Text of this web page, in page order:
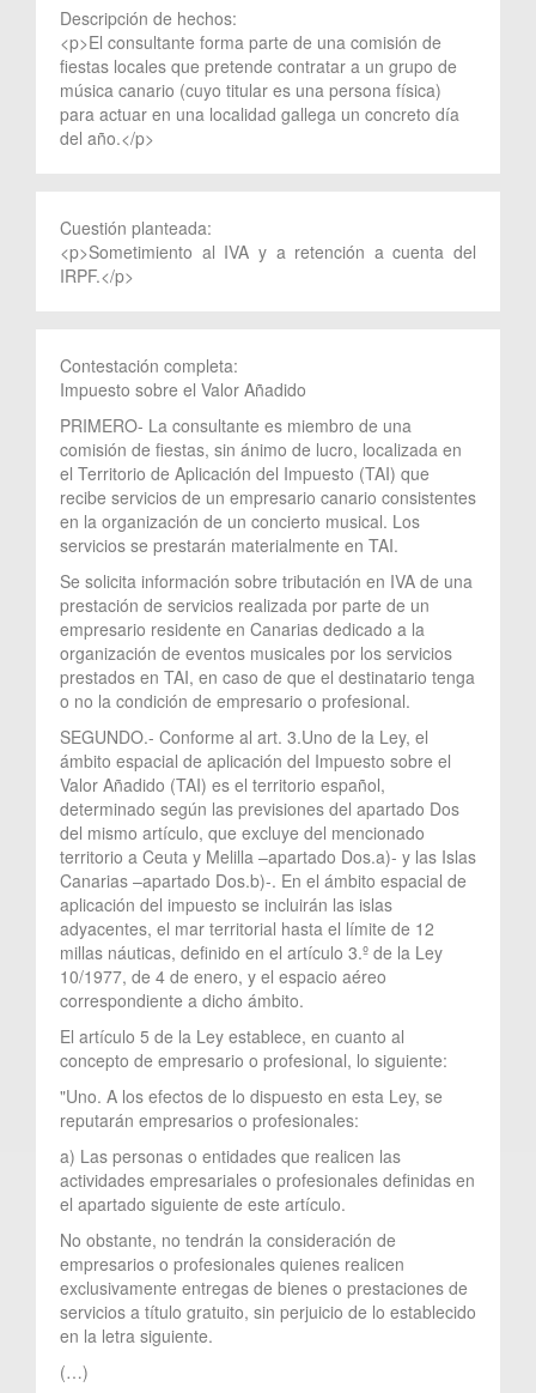
Descripción de hechos:
<p>El consultante forma parte de una comisión de
fiestas locales que pretende contratar a un grupo de
música canario (cuyo titular es una persona física)
para actuar en una localidad gallega un concreto día
del año.</p>
Cuestión planteada:
<p>Sometimiento al IVA y a retención a cuenta del
IRPF.</p>
Contestación completa:
Impuesto sobre el Valor Añadido
PRIMERO- La consultante es miembro de una
comisión de fiestas, sin ánimo de lucro, localizada en
el Territorio de Aplicación del Impuesto (TAI) que
recibe servicios de un empresario canario consistentes
en la organización de un concierto musical. Los
servicios se prestarán materialmente en TAI.
Se solicita información sobre tributación en IVA de una
prestación de servicios realizada por parte de un
empresario residente en Canarias dedicado a la
organización de eventos musicales por los servicios
prestados en TAI, en caso de que el destinatario tenga
o no la condición de empresario o profesional.
SEGUNDO.- Conforme al art. 3.Uno de la Ley, el
ámbito espacial de aplicación del Impuesto sobre el
Valor Añadido (TAI) es el territorio español,
determinado según las previsiones del apartado Dos
del mismo artículo, que excluye del mencionado
territorio a Ceuta y Melilla –apartado Dos.a)- y las Islas
Canarias –apartado Dos.b)-. En el ámbito espacial de
aplicación del impuesto se incluirán las islas
adyacentes, el mar territorial hasta el límite de 12
millas náuticas, definido en el artículo 3.º de la Ley
10/1977, de 4 de enero, y el espacio aéreo
correspondiente a dicho ámbito.
El artículo 5 de la Ley establece, en cuanto al
concepto de empresario o profesional, lo siguiente:
"Uno. A los efectos de lo dispuesto en esta Ley, se
reputarán empresarios o profesionales:
a) Las personas o entidades que realicen las
actividades empresariales o profesionales definidas en
el apartado siguiente de este artículo.
No obstante, no tendrán la consideración de
empresarios o profesionales quienes realicen
exclusivamente entregas de bienes o prestaciones de
servicios a título gratuito, sin perjuicio de lo establecido
en la letra siguiente.
(…)